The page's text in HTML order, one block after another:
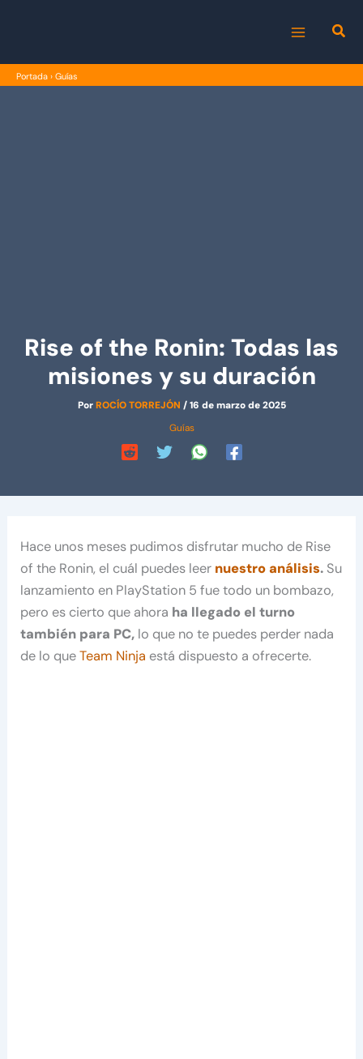
MENU
Portada › Guías
Rise of the Ronin: Todas las
misiones y su duración
PorROCÍO TORREJÓN /16 de marzo de 2025
Guías
Hace unos meses pudimos disfrutar mucho de Rise
of the Ronin, el cuál puedes leer nuestro análisis. Su
lanzamiento en PlayStation 5 fue todo un bombazo,
pero es cierto que ahora ha llegado el turno
también para PC, lo que no te puedes perder nada
de lo queTeam Ninja está dispuesto a ofrecerte.